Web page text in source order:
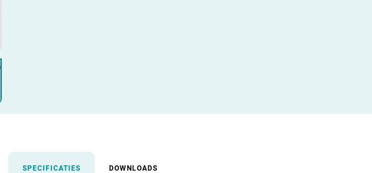
SPECIFICATIES DOWNLOADS